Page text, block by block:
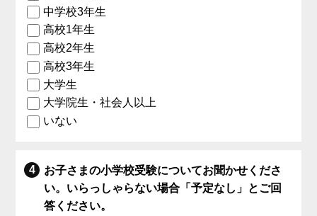
中学校3年生
高校1年生
高校2年生
高校3年生
大学生
大学院生・社会人以上
いない
お子さまの小学校受験についてお聞かせくださ
い。いらっしゃらない場合「予定なし」とご回
答ください。